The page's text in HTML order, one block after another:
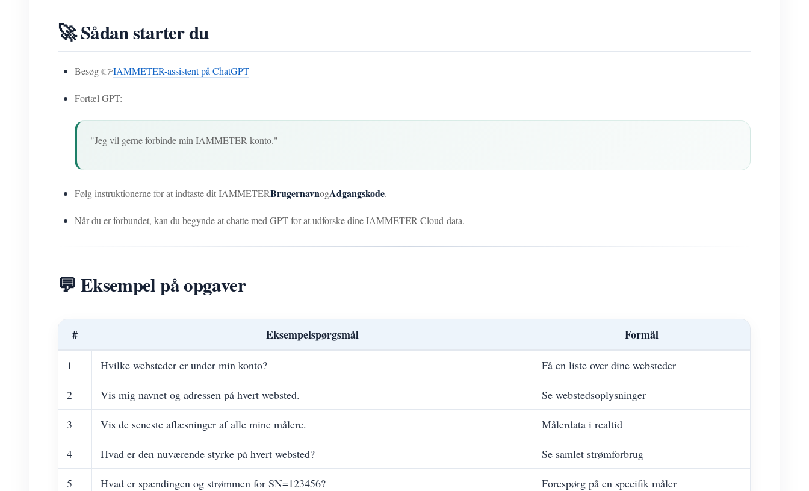
🚀 Sådan starter du
Besøg 👉IAMMETER-assistent på ChatGPT
Fortæl GPT:
"Jeg vil gerne forbinde min IAMMETER-konto."
Følg instruktionerne for at indtaste dit IAMMETERBrugernavnogAdgangskode.
Når du er forbundet, kan du begynde at chatte med GPT for at udforske dine IAMMETER-Cloud-data.
💬 Eksempel på opgaver
# Eksempelspørgsmål Formål
1 Hvilke websteder er under min konto? Få en liste over dine websteder
2 Vis mig navnet og adressen på hvert websted. Se webstedsoplysninger
3 Vis de seneste aflæsninger af alle mine målere. Målerdata i realtid
4 Hvad er den nuværende styrke på hvert websted? Se samlet strømforbrug
5 Hvad er spændingen og strømmen for SN=123456? Forespørg på en specifik måler